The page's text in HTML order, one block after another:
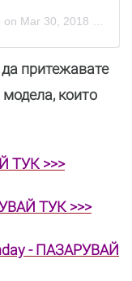
on Mar 30, 2018 at 12:36pm PDT
притежавате
които
ТУК >>>
ТУК >>>
- ПАЗАРУВАЙ